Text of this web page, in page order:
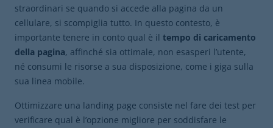
straordinari se quando si accede alla pagina da un
cellulare, si scompiglia tutto. In questo contesto, è
importante tenere in conto qual è il tempo di caricamento
della pagina, affinché sia ottimale, non esasperi l’utente,
né consumi le risorse a sua disposizione, come i giga sulla
sua linea mobile.
Ottimizzare una landing page consiste nel fare dei test per
verificare qual è l’opzione migliore per soddisfare le